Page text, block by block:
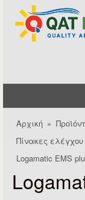
QAT
Energy
Είστε
Αρχική »
Πίνακες
Logamatic EMS